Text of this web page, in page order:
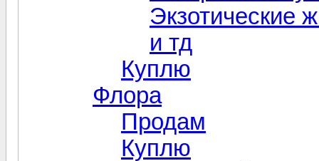
Экзотические
и тд
Куплю
Флора
Продам
Куплю